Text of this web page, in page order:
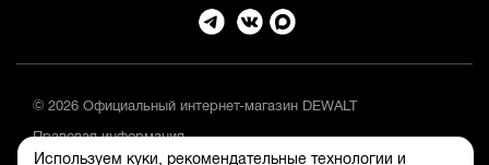
Используем куки, рекомендательные технологии и
© 2026 Официальный интернет-магазин DEWALT
Правовая информация